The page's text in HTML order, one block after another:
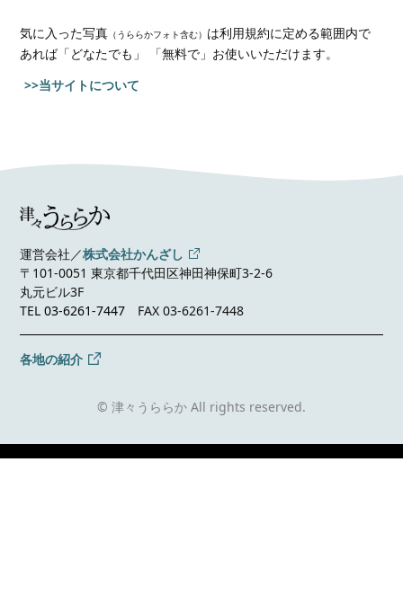
気に入った写真 （うららかフォト含む） は利用規約に定める範囲内で
あれば「どなたでも」 「無料で」お使いいただけます。
>>当サイトについて
運営会社／株式会社かんざし
〒101-0051 東京都千代田区神田神保町3-2-6
丸元ビル3F
TEL03-6261-7447 FAX 03-6261-7448
各地の紹介
© 津々うららか All rights reserved.